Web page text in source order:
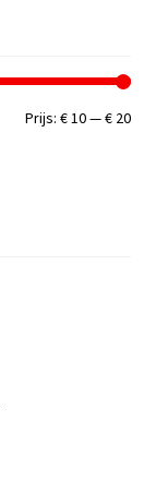
Min.
Prijs:€ 10—€ 20